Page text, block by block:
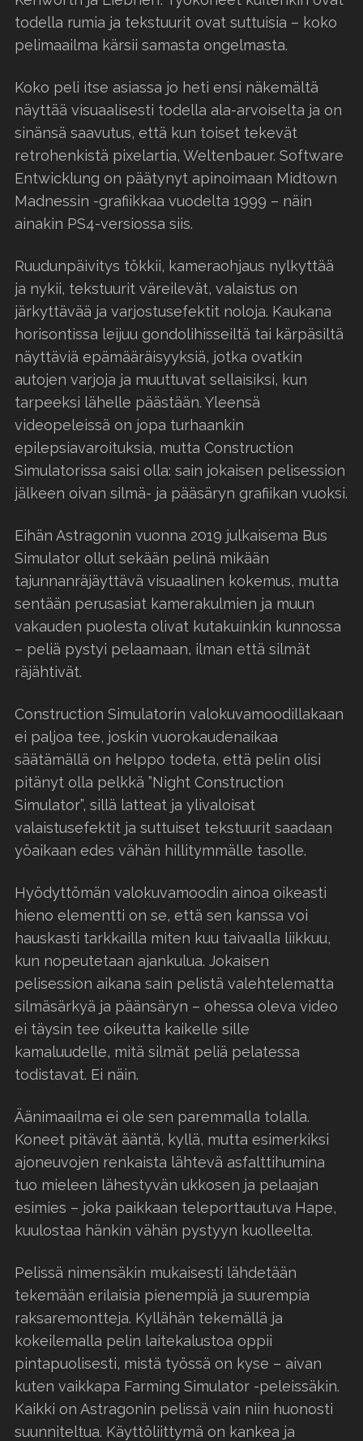
todella rumia ja tekstuurit ovat suttuisia – koko
pelimaailma kärsii samasta ongelmasta.
Koko peli itse asiassa jo heti ensi näkemältä
näyttää visuaalisesti todella ala-arvoiselta ja on
sinänsä saavutus, että kun toiset tekevät
retrohenkistä pixelartia, Weltenbauer. Software
Entwicklung on päätynyt apinoimaan Midtown
Madnessin -grafiikkaa vuodelta 1999 – näin
ainakin PS4-versiossa siis.
Ruudunpäivitys tökkii, kameraohjaus nylkyttää
ja nykii, tekstuurit väreilevät, valaistus on
järkyttävää ja varjostusefektit noloja. Kaukana
horisontissa leijuu gondolihisseiltä tai kärpäsiltä
näyttäviä epämääräisyyksiä, jotka ovatkin
autojen varjoja ja muuttuvat sellaisiksi, kun
tarpeeksi lähelle päästään. Yleensä
videopeleissä on jopa turhaankin
epilepsiavaroituksia, mutta Construction
Simulatorissa saisi olla: sain jokaisen pelisession
jälkeen oivan silmä- ja pääsäryn grafiikan vuoksi.
Eihän Astragonin vuonna 2019 julkaisema Bus
Simulator ollut sekään pelinä mikään
tajunnanräjäyttävä visuaalinen kokemus, mutta
sentään perusasiat kamerakulmien ja muun
vakauden puolesta olivat kutakuinkin kunnossa
– peliä pystyi pelaamaan, ilman että silmät
räjähtivät.
Construction Simulatorin valokuvamoodillakaan
ei paljoa tee, joskin vuorokaudenaikaa
säätämällä on helppo todeta, että pelin olisi
pitänyt olla pelkkä ”Night Construction
Simulator”, sillä latteat ja ylivaloisat
valaistusefektit ja suttuiset tekstuurit saadaan
yöaikaan edes vähän hillitymmälle tasolle.
Hyödyttömän valokuvamoodin ainoa oikeasti
hieno elementti on se, että sen kanssa voi
hauskasti tarkkailla miten kuu taivaalla liikkuu,
kun nopeutetaan ajankulua. Jokaisen
pelisession aikana sain pelistä valehtelematta
silmäsärkyä ja päänsäryn – ohessa oleva video
ei täysin tee oikeutta kaikelle sille
kamaluudelle, mitä silmät peliä pelatessa
todistavat. Ei näin.
Äänimaailma ei ole sen paremmalla tolalla.
Koneet pitävät ääntä, kyllä, mutta esimerkiksi
ajoneuvojen renkaista lähtevä asfalttihumina
tuo mieleen lähestyvän ukkosen ja pelaajan
esimies – joka paikkaan teleporttautuva Hape,
kuulostaa hänkin vähän pystyyn kuolleelta.
Pelissä nimensäkin mukaisesti lähdetään
tekemään erilaisia pienempiä ja suurempia
raksaremontteja. Kyllähän tekemällä ja
kokeilemalla pelin laitekalustoa oppii
pintapuolisesti, mistä työssä on kyse – aivan
kuten vaikkapa Farming Simulator -peleissäkin.
Kaikki on Astragonin pelissä vain niin huonosti
suunniteltua. Käyttöliittymä on kankea ja